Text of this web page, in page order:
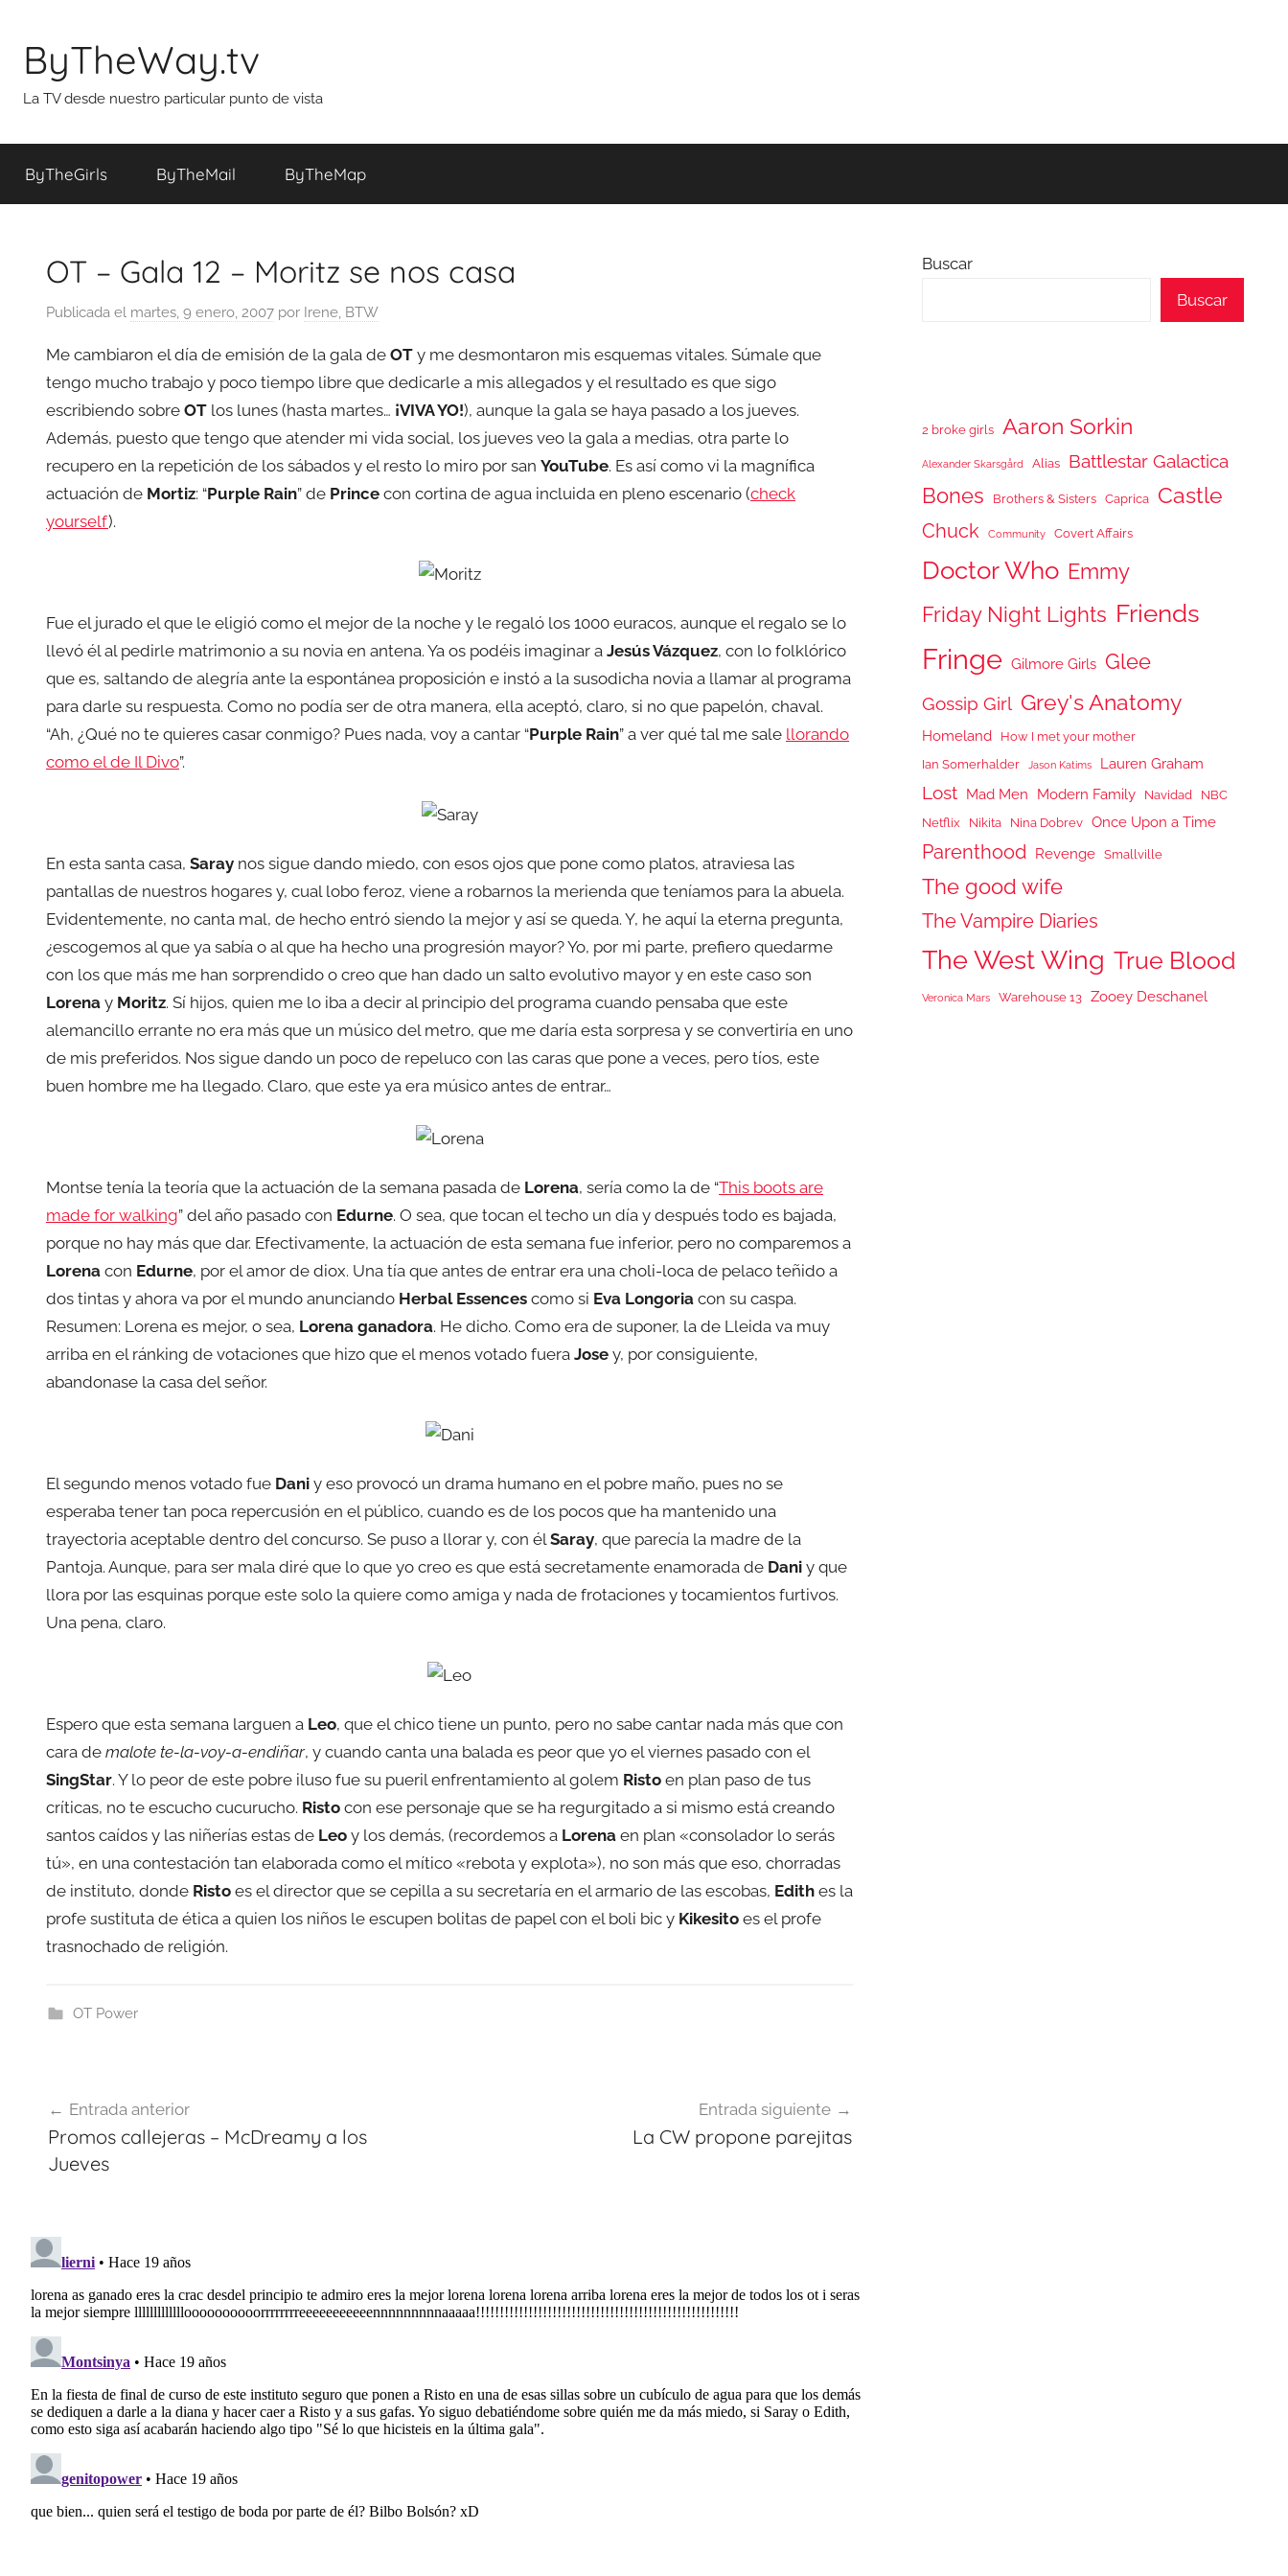
contenido
ByTheWay.tv
La TV desde nuestro particular punto de vista
ByTheGirls ByTheMail ByTheMap
OT – Gala 12 – Moritz se nos casa
Publicada el martes, 9 enero, 2007 por Irene, BTW
Me cambiaron el día de emisión de la gala de OT y me desmontaron mis esquemas vitales. Súmale que
tengo mucho trabajo y poco tiempo libre que dedicarle a mis allegados y el resultado es que sigo
escribiendo sobre OT los lunes (hasta martes… ¡VIVA YO!), aunque la gala se haya pasado a los jueves.
Además, puesto que tengo que atender mi vida social, los jueves veo la gala a medias, otra parte lo
recupero en la repetición de los sábados y el resto lo miro por san YouTube. Es así como vi la magnífica
actuación de Mortiz: “Purple Rain” de Prince con cortina de agua incluida en pleno escenario (check
yourself).
Fue el jurado el que le eligió como el mejor de la noche y le regaló los 1000 euracos, aunque el regalo se lo
llevó él al pedirle matrimonio a su novia en antena. Ya os podéis imaginar a Jesús Vázquez, con lo folklórico
que es, saltando de alegría ante la espontánea proposición e instó a la susodicha novia a llamar al programa
para darle su respuesta. Como no podía ser de otra manera, ella aceptó, claro, si no que papelón, chaval.
“Ah, ¿Qué no te quieres casar conmigo? Pues nada, voy a cantar “Purple Rain” a ver qué tal me sale llorando
como el de Il Divo”.
En esta santa casa, Saray nos sigue dando miedo, con esos ojos que pone como platos, atraviesa las
pantallas de nuestros hogares y, cual lobo feroz, viene a robarnos la merienda que teníamos para la abuela.
Evidentemente, no canta mal, de hecho entró siendo la mejor y así se queda. Y, he aquí la eterna pregunta,
¿escogemos al que ya sabía o al que ha hecho una progresión mayor? Yo, por mi parte, prefiero quedarme
con los que más me han sorprendido o creo que han dado un salto evolutivo mayor y en este caso son
Lorena y Moritz. Sí hijos, quien me lo iba a decir al principio del programa cuando pensaba que este
alemancillo errante no era más que un músico del metro, que me daría esta sorpresa y se convertiría en uno
de mis preferidos. Nos sigue dando un poco de repeluco con las caras que pone a veces, pero tíos, este
buen hombre me ha llegado. Claro, que este ya era músico antes de entrar…
Montse tenía la teoría que la actuación de la semana pasada de Lorena, sería como la de “This boots are
made for walking” del año pasado con Edurne. O sea, que tocan el techo un día y después todo es bajada,
porque no hay más que dar. Efectivamente, la actuación de esta semana fue inferior, pero no comparemos a
Lorena con Edurne, por el amor de diox. Una tía que antes de entrar era una choli-loca de pelaco teñido a
dos tintas y ahora va por el mundo anunciando Herbal Essences como si Eva Longoria con su caspa.
Resumen: Lorena es mejor, o sea, Lorena ganadora. He dicho. Como era de suponer, la de Lleida va muy
arriba en el ránking de votaciones que hizo que el menos votado fuera Jose y, por consiguiente,
abandonase la casa del señor.
El segundo menos votado fue Dani y eso provocó un drama humano en el pobre maño, pues no se
esperaba tener tan poca repercusión en el público, cuando es de los pocos que ha mantenido una
trayectoria aceptable dentro del concurso. Se puso a llorar y, con él Saray, que parecía la madre de la
Pantoja. Aunque, para ser mala diré que lo que yo creo es que está secretamente enamorada de Dani y que
llora por las esquinas porque este solo la quiere como amiga y nada de frotaciones y tocamientos furtivos.
Una pena, claro.
Espero que esta semana larguen a Leo, que el chico tiene un punto, pero no sabe cantar nada más que con
cara de malote te-la-voy-a-endiñar, y cuando canta una balada es peor que yo el viernes pasado con el
SingStar. Y lo peor de este pobre iluso fue su pueril enfrentamiento al golem Risto en plan paso de tus
críticas, no te escucho cucurucho. Risto con ese personaje que se ha regurgitado a si mismo está creando
santos caídos y las niñerías estas de Leo y los demás, (recordemos a Lorena en plan «consolador lo serás
tú», en una contestación tan elaborada como el mítico «rebota y explota»), no son más que eso, chorradas
de instituto, donde Risto es el director que se cepilla a su secretaría en el armario de las escobas, Edith es la
profe sustituta de ética a quien los niños le escupen bolitas de papel con el boli bic y Kikesito es el profe
trasnochado de religión.
OT Power
de
entradas
Entrada anterior
Promos callejeras – McDreamy a los
Jueves
Entrada siguiente
La CW propone parejitas
Buscar
Buscar
2 broke girls Aaron Sorkin
Alexander Skarsgård Alias Battlestar Galactica
Bones Brothers & Sisters Caprica Castle
Chuck Community Covert Affairs
Doctor Who Emmy
Friday Night Lights Friends
Fringe Gilmore Girls Glee
Gossip Girl Grey's Anatomy
Homeland
How I met your mother
Ian Somerhalder
Jason Katims Lauren Graham
Lost Mad Men Modern Family Navidad
NBC
Netflix
Nikita Nina Dobrev Once Upon a Time
Parenthood Revenge Smallville
The good wife
The Vampire Diaries
The West Wing True Blood
Veronica Mars Warehouse 13 Zooey Deschanel